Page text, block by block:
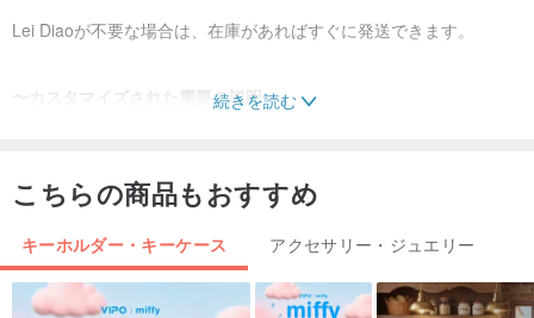
Lei Diaoが不要な場合は、在庫があればすぐに発送できます。
〜カスタマイズされた需要の説明〜
＊半身像はカスタマイズされ、スペース内にテキストが追加されま
＊写真（2名以上）は小さくなりますので、ご注意ください〜デザイ
ナーと相談できますのでよろしくお願いします！
続きを読む
こちらの商品もおすすめ
キーホルダー・キーケース アクセサリー・ジュエリー